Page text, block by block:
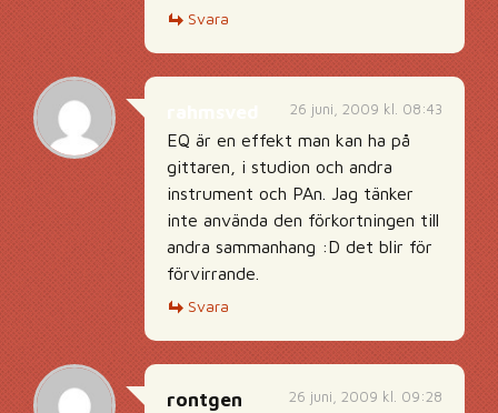
Svara
26 juni, 2009 kl. 08:43
EQ är en effekt man kan ha på
gittaren, i studion och andra
instrument och PAn. Jag tänker
inte använda den förkortningen till
andra sammanhang :D det blir för
förvirrande.
Svara
26 juni, 2009 kl. 09:28
rontgen